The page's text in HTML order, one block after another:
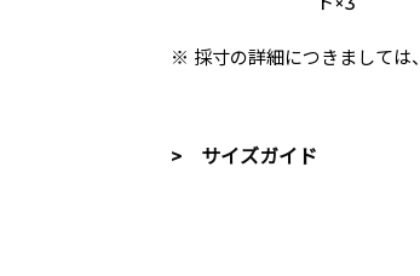
※ 採寸の詳細につきましては、
> サイズガイド